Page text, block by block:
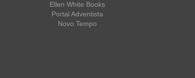
Ellen White Books
Portal Adventista
Novo Tempo